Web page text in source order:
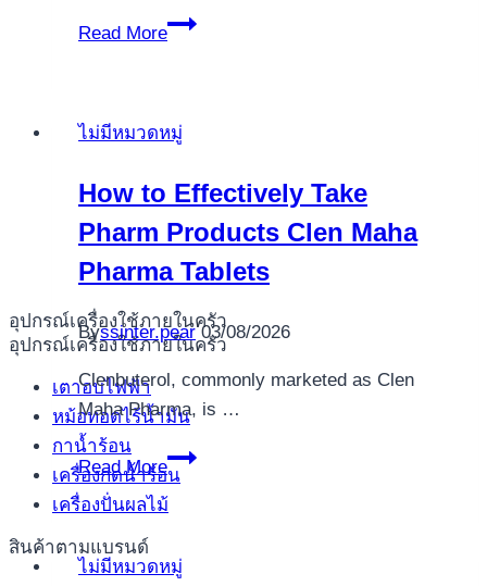
อุปกรณ์เครื่องใช้ภายในครัว
อุปกรณ์เครื่องใช้ภายในครัว
เตาอบไฟฟ้า
หม้อทอดไร้น้ำมัน
กาน้ำร้อน
เครื่องกดน้ำร้อน
เครื่องปั่นผลไม้
สินค้าตามแบรนด์
Read More
Fillip
�
gratis
Chirurgie
free
spins
ไม่มีหมวดหมู่
How to Effectively Take
Pharm Products Clen Maha
Pharma Tablets
Byssinter.pear 03/08/2026
Clenbuterol, commonly marketed as Clen
Maha Pharma, is …
Read More
How
to
Effectively
Pharm
ไม่มีหมวดหมู่